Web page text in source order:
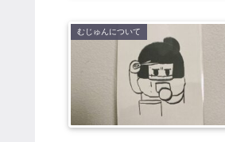
むじゅんについて